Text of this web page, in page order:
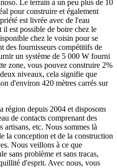
Le terrain a un peu plus de 10
pour construire et également
est livrée avec de l'eau
est possible de boire chez le
chez le voisin pour se
des fournisseurs compétitifs de
un système de 5 000 W fourni
zone, vous pouvez construire 2%
niveaux, cela signifie que
d'environ 420 mètres carrés sur
région depuis 2004 et disposons
de contacts comprenant des
artisans, etc. Nous sommes là
la conception et de la construction
Nous veillons à ce que
sans problème et sans tracas,
d'esprit. Avec nous, vous